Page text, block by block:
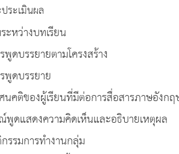
ระเมินผล
ะหว่างบทเรียน
ดบรรยายตามโครงสร้าง
พูดบรรยาย
คติของผู้เรียนที่มีต่อการสื่อสารภาษอังก
พูดแสดงความคิดเห็นและอธิบายเหตุผล
รรมการทำงานกลุ่ม